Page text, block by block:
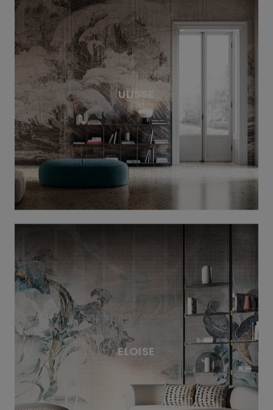
ULISSE
ELOISE